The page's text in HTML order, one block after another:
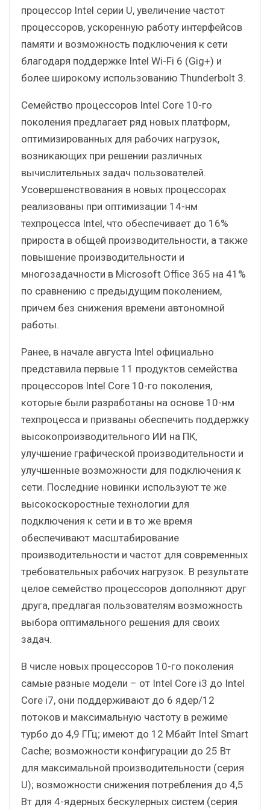
процессор Intel серии U, увеличение частот
процессоров, ускоренную работу интерфейсов
памяти и возможность подключения к сети
благодаря поддержке Intel Wi-Fi 6 (Gig+) и
более широкому использованию Thunderbolt 3.
Семейство процессоров Intel Core 10-го
поколения предлагает ряд новых платформ,
оптимизированных для рабочих нагрузок,
возникающих при решении различных
вычислительных задач пользователей.
Усовершенствования в новых процессорах
реализованы при оптимизации 14-нм
техпроцесса Intel, что обеспечивает до 16%
прироста в общей производительности, а также
повышение производительности и
многозадачности в Microsoft Office 365 на 41%
по сравнению с предыдущим поколением,
причем без снижения времени автономной
работы.
Ранее, в начале августа Intel официально
представила первые 11 продуктов семейства
процессоров Intel Core 10-го поколения,
которые были разработаны на основе 10-нм
техпроцесса и призваны обеспечить поддержку
высокопроизводительного ИИ на ПК,
улучшение графической производительности и
улучшенные возможности для подключения к
сети. Последние новинки используют те же
высокоскоростные технологии для
подключения к сети и в то же время
обеспечивают масштабирование
производительности и частот для современных
требовательных рабочих нагрузок. В результате
целое семейство процессоров дополняют друг
друга, предлагая пользователям возможность
выбора оптимального решения для своих
задач.
В числе новых процессоров 10-го поколения
самые разные модели – от Intel Core i3 до Intel
Core i7, они поддерживают до 6 ядер/12
потоков и максимальную частоту в режиме
турбо до 4,9 ГГц; имеют до 12 Мбайт Intel Smart
Cache; возможности конфигурации до 25 Вт
для максимальной производительности (серия
U); возможности снижения потребления до 4,5
Вт для 4-ядерных бескулерных систем (серия